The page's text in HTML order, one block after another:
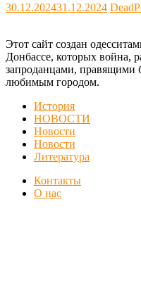
30.12.202431.12.2024
Этот сайт создан
Донбассе, которых война,
запроданцами, правящими
любимым городом.
История
НОВОСТИ
Новости
Новости
Литература
Контакты
О нас